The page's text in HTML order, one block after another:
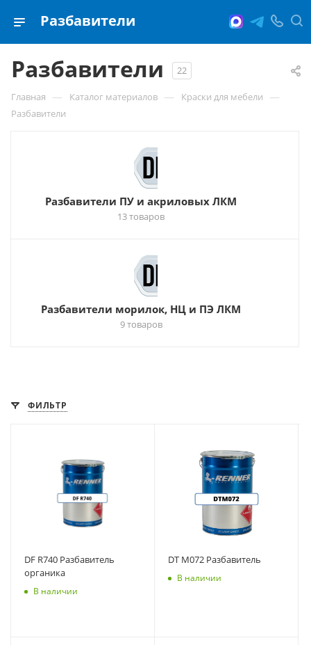
Разбавители
Разбавители 22
Главная — Каталог материалов — Краски для мебели —
Разбавители
Разбавители ПУ и акриловых ЛКМ
13 товаров
Разбавители морилок, НЦ и ПЭ ЛКМ
9 товаров
ФИЛЬТР
DF R740 Разбавитель
органика
В наличии
DТ M072 Разбавитель
В наличии